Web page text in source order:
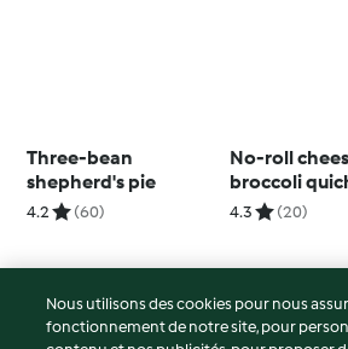
Three-bean
shepherd's pie
4.2 (60)
No-roll
broccoli
4.3 (20)
© Copyright 2026
Nous utilisons des cookies pour nous
fonctionnement de notre site, pour